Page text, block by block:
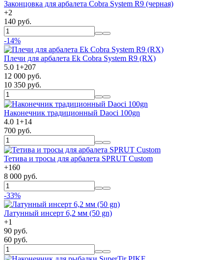
Законцовка для арбалета Cobra System R9 (черная)
+2
140 руб.
-14%
Плечи для арбалета Ek Cobra System R9 (RX)
5.0 1+207
12 000 руб.
10 350 руб.
Наконечник традиционный Daoci 100gn
4.0 1+14
700 руб.
Тетива и тросы для арбалета SPRUT Custom
+160
8 000 руб.
-33%
Латунный инсерт 6,2 мм (50 gn)
+1
90 руб.
60 руб.